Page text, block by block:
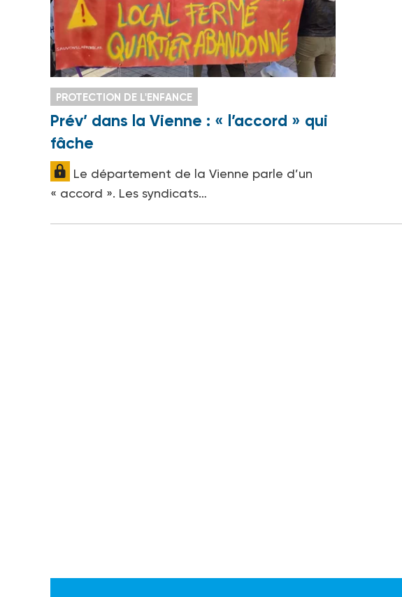
PROTECTION DE L'ENFANCE
Prév’ dans la Vienne : « l’accord » qui
fâche
Le département de la Vienne parle d’un
« accord ». Les syndicats…